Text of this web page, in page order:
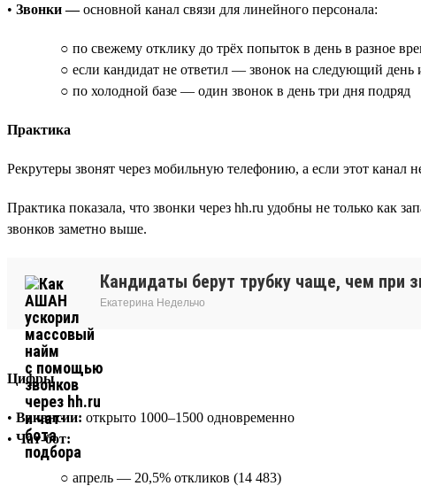
• Звонки —основной канал связи для линейного персонала:
○ по свежему отклику до трёх попыток в день в разное
○ если кандидат не ответил — звонок на следующий день
○ по холодной базе — один звонок в день три дня подряд
Практика
Рекрутеры звонят через мобильную телефонию, а если этот канал
Практика показала, что звонки через hh.ru удобны не только как
звонков заметно выше.
Кандидаты берут трубку чаще, чем при
Екатерина Недельчо
Цифры
• Вакансии: открыто 1000–1500 одновременно
• Чат-бот:
○ апрель — 20,5% откликов (14 483)